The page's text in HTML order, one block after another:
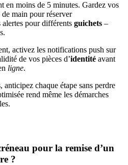
en moins de 5 minutes. Gardez vos
main pour réserver
pour différents guichets –
activez les notifications push sur
de vos pièces d’identité avant
ligne.
anticipez chaque étape sans perdre
rend même les démarches
pour la remise d’un
?